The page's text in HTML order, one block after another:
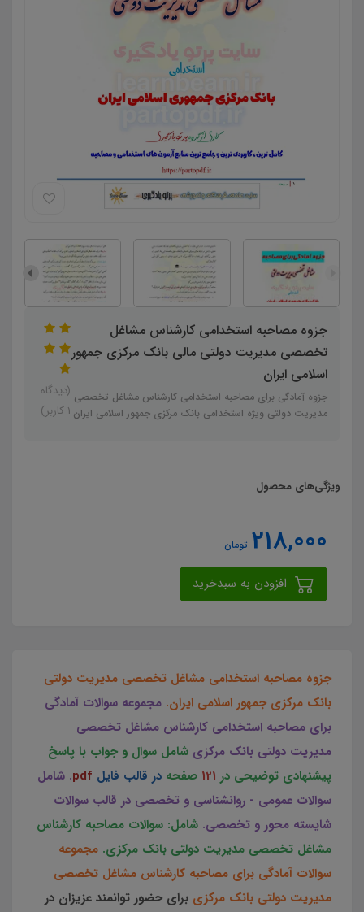
جزوه مصاحبه استخدامی کارشناس مشاغل
تخصصی مدیریت دولتی مالی بانک مرکزی جمهور
اسلامی ایران
جزوه آمادگی برای مصاحبه استخدامی کارشناس مشاغل تخصصی
مدیریت دولتی ویژه استخدامی بانک مرکزی جمهور اسلامی ایران
(دیدگاه
1 کاربر)
ویژگی‌های محصول
218,000 تومان
جزوه مصاحبه استخدامی مشاغل تخصصی مدیریت دولتی
بانک مرکزی جمهور اسلامی ایران. مجموعه سوالات آمادگی
برای مصاحبه استخدامی کارشناس مشاغل تخصصی
مدیریت دولتی بانک مرکزی شامل سوال و جواب با پاسخ
پیشنهادی توضیحی در 121 صفحه در قالب فایل pdf. شامل
سوالات عمومی - روانشناسی و تخصصی در قالب سوالات
شایسته محور و تخصصی. شامل: سوالات مصاحبه کارشناس
مشاغل تخصصی مدیریت دولتی بانک مرکزی. مجموعه
سوالات آمادگی برای مصاحبه کارشناس مشاغل تخصصی
مدیریت دولتی بانک مرکزی برای حضور توانمند عزیزان در